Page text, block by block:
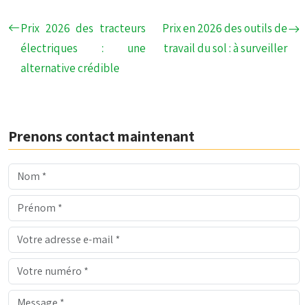
Prix 2026 des tracteurs
électriques : une
alternative crédible
Prix en 2026 des outils de
travail du sol : à surveiller
Prenons contact maintenant